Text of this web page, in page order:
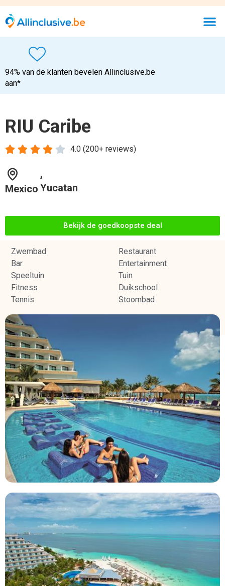
94% van de klanten bevelen Allinclusive.be
aan*
RIU Caribe
4.0 (200+ reviews)
    
Mexico
,
Yucatan
Bekijk de goedkoopste deal
Zwembad
Restaurant
Bar
Entertainment
Speeltuin
Tuin
Fitness
Duikschool
Tennis
Stoombad